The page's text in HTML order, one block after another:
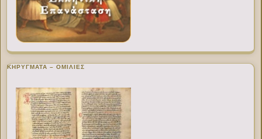
ΚΗΡΥΓΜΑΤΑ – ΟΜΙΛΙΕΣ